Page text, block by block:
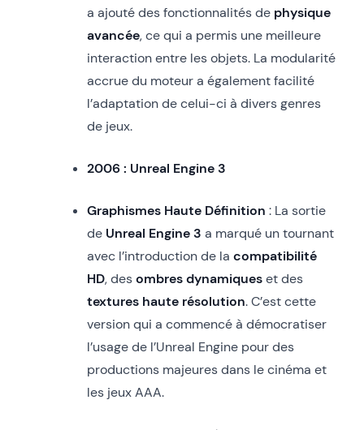
a ajouté des fonctionnalités de physique
avancée, ce qui a permis une meilleure
interaction entre les objets. La modularité
accrue du moteur a également facilité
l’adaptation de celui-ci à divers genres
de jeux.
2006 : Unreal Engine 3
Graphismes Haute Définition : La sortie
de Unreal Engine 3 a marqué un tournant
avec l’introduction de la compatibilité
HD, desombres dynamiqueset des
textures haute résolution. C’est cette
version qui a commencé à démocratiser
l’usage de l’Unreal Engine pour des
productions majeures dans le cinéma et
les jeux AAA.